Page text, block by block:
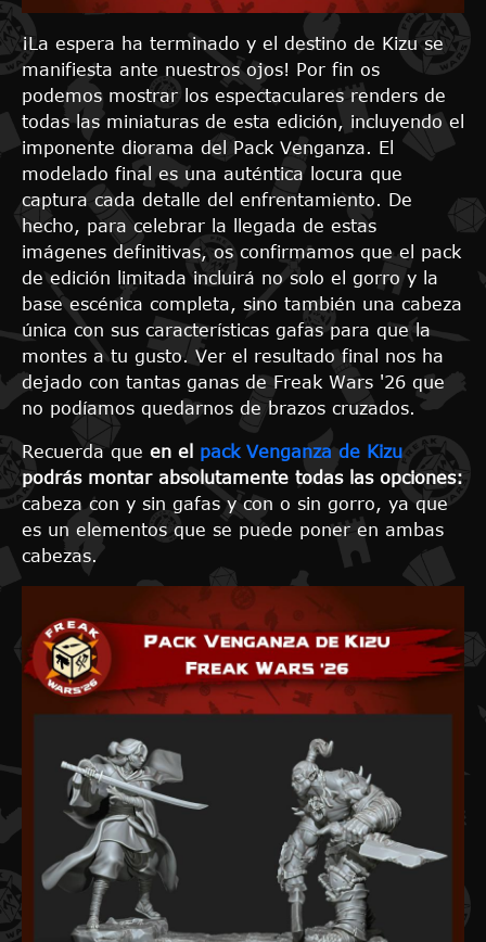
¡La espera ha terminado y el destino de Kizu se
manifiesta ante nuestros ojos! Por fin os
podemos mostrar los espectaculares renders de
todas las miniaturas de esta edición, incluyendo el
imponente diorama del Pack Venganza. El
modelado final es una auténtica locura que
captura cada detalle del enfrentamiento. De
hecho, para celebrar la llegada de estas
imágenes definitivas, os confirmamos que el pack
de edición limitada incluirá no solo el gorro y la
base escénica completa, sino también una cabeza
única con sus características gafas para que la
montes a tu gusto. Ver el resultado final nos ha
dejado con tantas ganas de Freak Wars '26 que
no podíamos quedarnos de brazos cruzados.
Recuerda que en el pack Venganza de Kizu
podrás montar absolutamente todas las opciones:
cabeza con y sin gafas y con o sin gorro, ya que
es un elementos que se puede poner en ambas
cabezas.